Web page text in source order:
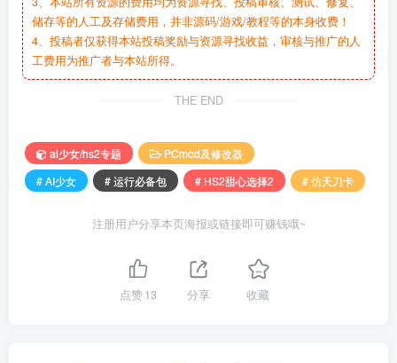
储存等的人工及存储费用，并非源码/游戏/教程等的本身收费！
4、投稿者仅获得本站投稿奖励与资源寻找收益，审核与推广的人
工费用为推广者与本站所得。
THE END
ai少女/hs2专题
PCmod及修改器
# AI少女
# 运行必备包 # HS2甜心选择2 # 仿天刀卡
注册用户分享本页海报或链接即可赚钱哦~
点赞13 分享 收藏